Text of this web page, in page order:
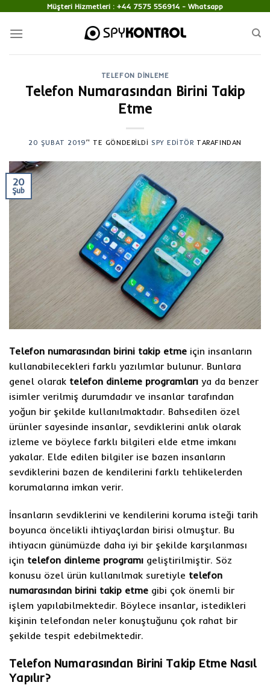
content
Müşteri Hizmetleri : +44 7575 556914 - Whatsapp
TELEFON DINLEME
Telefon Numarasından Birini Takip
Etme
20 ŞUBAT 2019’' TE GÖNDERILDI SPY EDITÖR TARAFINDAN
20
Şub
Telefon numarasından birini takip etme için insanların
kullanabilecekleri farklı yazılımlar bulunur. Bunlara
genel olarak telefon dinleme programları ya da benzer
isimler verilmiş durumdadır ve insanlar tarafından
yoğun bir şekilde kullanılmaktadır. Bahsedilen özel
ürünler sayesinde insanlar, sevdiklerini anlık olarak
izleme ve böylece farklı bilgileri elde etme imkanı
yakalar. Elde edilen bilgiler ise bazen insanların
sevdiklerini bazen de kendilerini farklı tehlikelerden
korumalarına imkan verir.
İnsanların sevdiklerini ve kendilerini koruma isteği tarih
boyunca öncelikli ihtiyaçlardan birisi olmuştur. Bu
ihtiyacın günümüzde daha iyi bir şekilde karşılanması
için telefon dinleme programı geliştirilmiştir. Söz
konusu özel ürün kullanılmak suretiyle telefon
numarasından birini takip etme gibi çok önemli bir
işlem yapılabilmektedir. Böylece insanlar, istedikleri
kişinin telefondan neler konuştuğunu çok rahat bir
şekilde tespit edebilmektedir.
Telefon Numarasından Birini Takip Etme Nasıl
Yapılır?